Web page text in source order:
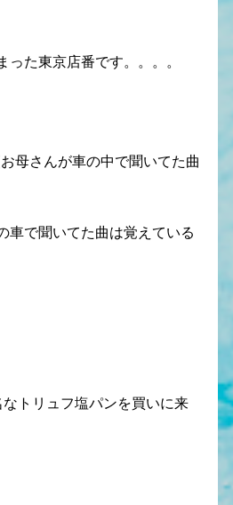
た東京店番です。。。。
母さんが車の中で聞いてた曲
車で聞いてた曲は覚えている
トリュフ塩パンを買いに来